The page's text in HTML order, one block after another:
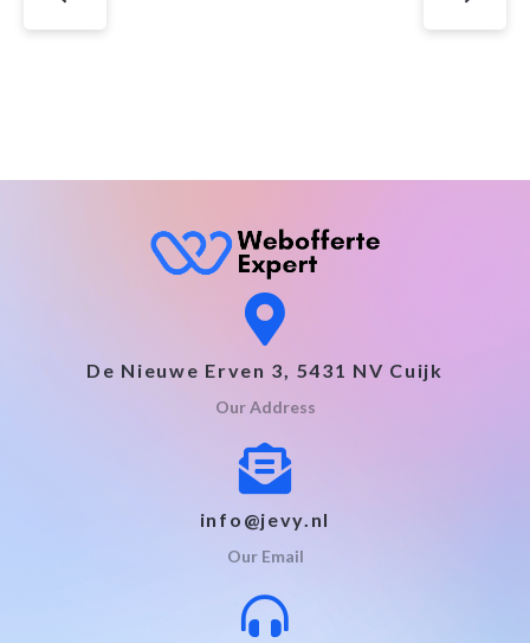
De Nieuwe Erven 3, 5431 NV Cuijk
Our Address
info@jevy.nl
Our Email